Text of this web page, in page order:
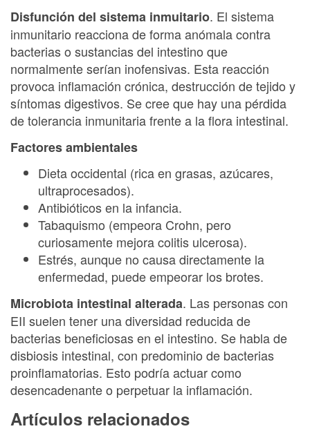
Disfunción del sistema inmuitario. El sistema
inmunitario reacciona de forma anómala contra
bacterias o sustancias del intestino que
normalmente serían inofensivas. Esta reacción
provoca inflamación crónica, destrucción de tejido y
síntomas digestivos. Se cree que hay una pérdida
de tolerancia inmunitaria frente a la flora intestinal.
Factores ambientales
Dieta occidental (rica en grasas, azúcares,
ultraprocesados).
Antibióticos en la infancia.
Tabaquismo (empeora Crohn, pero
curiosamente mejora colitis ulcerosa).
Estrés, aunque no causa directamente la
enfermedad, puede empeorar los brotes.
Microbiota intestinal alterada. Las personas con
EII suelen tener una diversidad reducida de
bacterias beneficiosas en el intestino. Se habla de
disbiosis intestinal, con predominio de bacterias
proinflamatorias. Esto podría actuar como
desencadenante o perpetuar la inflamación.
Artículos relacionados